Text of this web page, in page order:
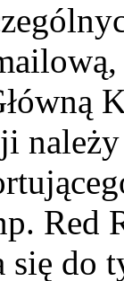
Red
się do